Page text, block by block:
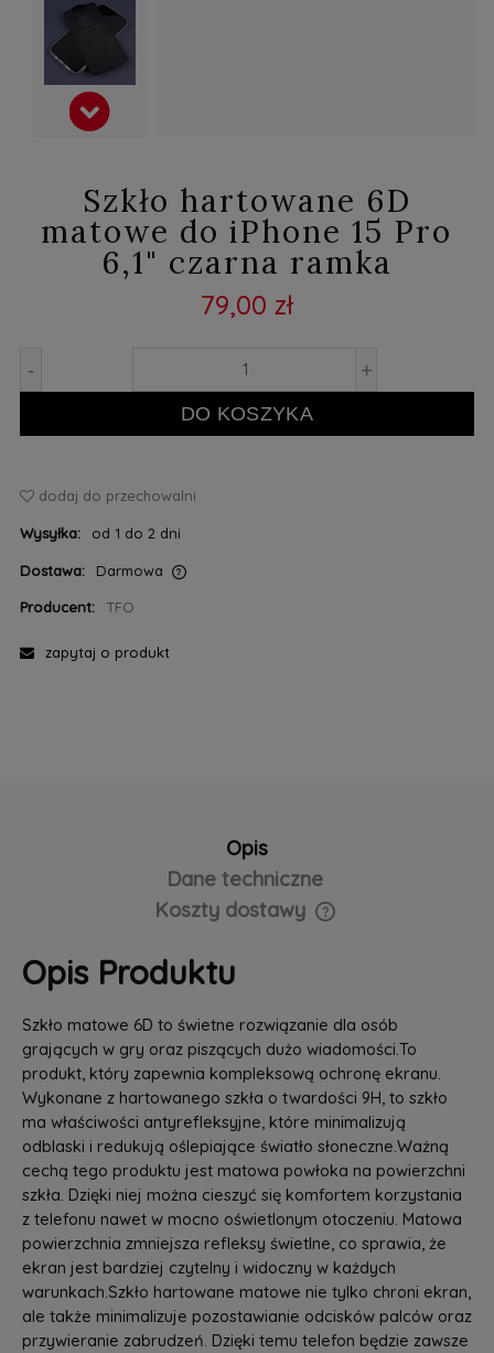
Szkło hartowane 6D
matowe do iPhone 15 Pro
6,1" czarna ramka
79,00 zł
- +
DO KOSZYKA
dodaj do przechowalni
Wysyłka: od 1 do 2 dni
Dostawa:
Darmowa
Producent:
TFO
zapytaj o produkt
Opis
Dane techniczne
Koszty dostawy
Cena nie zawiera ewentualnych kosztów płatności
Opis Produktu
Szkło matowe 6D to świetne rozwiązanie dla osób
grających w gry oraz piszących dużo wiadomości.To
produkt, który zapewnia kompleksową ochronę ekranu.
Wykonane z hartowanego szkła o twardości 9H, to szkło
ma właściwości antyrefleksyjne, które minimalizują
odblaski i redukują oślepiające światło słoneczne.Ważną
cechą tego produktu jest matowa powłoka na powierzchni
szkła. Dzięki niej można cieszyć się komfortem korzystania
z telefonu nawet w mocno oświetlonym otoczeniu. Matowa
powierzchnia zmniejsza refleksy świetlne, co sprawia, że
ekran jest bardziej czytelny i widoczny w każdych
warunkach.Szkło hartowane matowe nie tylko chroni ekran,
ale także minimalizuje pozostawianie odcisków palców oraz
przywieranie zabrudzeń. Dzięki temu telefon będzie zawsze